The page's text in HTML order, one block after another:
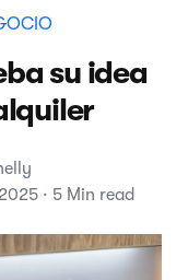
su idea
· 5 Min read